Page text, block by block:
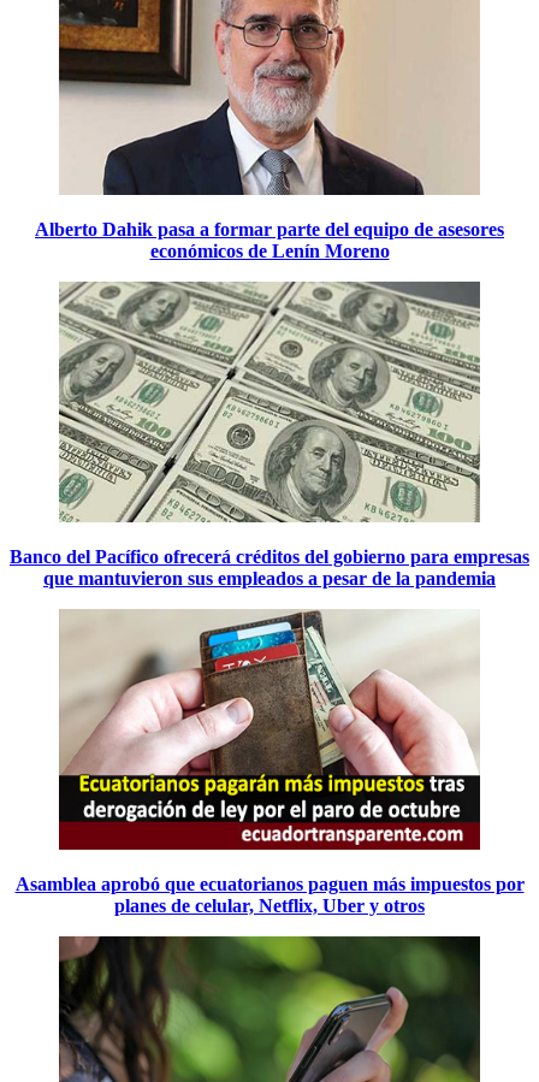
Alberto Dahik pasa a formar parte del equipo de asesores
económicos de Lenín Moreno
Banco del Pacífico ofrecerá créditos del gobierno para empresas
que mantuvieron sus empleados a pesar de la pandemia
Asamblea aprobó que ecuatorianos paguen más impuestos por
planes de celular, Netflix, Uber y otros